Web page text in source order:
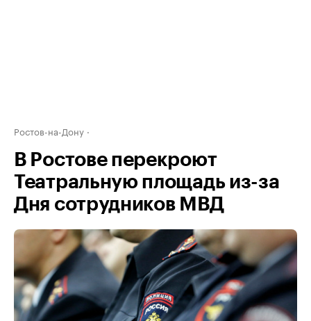
Ростов-на-Дону
В Ростове перекроют
Театральную площадь из-за
Дня сотрудников МВД